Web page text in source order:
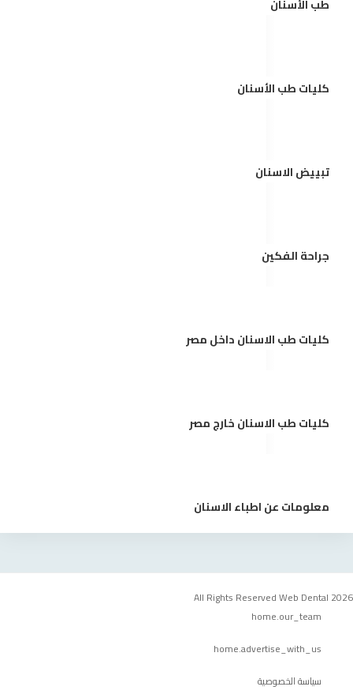
طب الأسنان
كليات طب الأسنان
تبييض الاسنان
جراحة الفكين
كليات طب الاسنان داخل مصر
كليات طب الاسنان خارج مصر
معلومات عن اطباء الاسنان
All Rights Reserved Web Dental 2026
home.our_team
home.advertise_with_us
سياسة الخصوصية